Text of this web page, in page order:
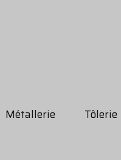
Métallerie Tôlerie